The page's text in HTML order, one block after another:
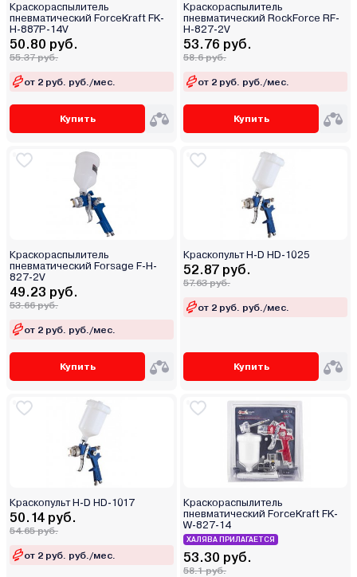
Краскораспылитель
пневматический ForceKraft FK-
H-887P-14V
50.80 руб.
55.37 руб.
от 2 руб. руб./мес.
Купить
Краскораспылитель
пневматический RockForce RF-
H-827-2V
53.76 руб.
58.6 руб.
от 2 руб. руб./мес.
Купить
Краскораспылитель
пневматический Forsage F-H-
827-2V
49.23 руб.
53.66 руб.
от 2 руб. руб./мес.
Купить
Краскопульт H-D HD-1025
52.87 руб.
57.63 руб.
от 2 руб. руб./мес.
Купить
Краскопульт H-D HD-1017
50.14 руб.
54.65 руб.
от 2 руб. руб./мес.
Краскораспылитель
пневматический ForceKraft FK-
W-827-14
ХАЛЯВА ПРИЛАГАЕТСЯ
53.30 руб.
58.1 руб.